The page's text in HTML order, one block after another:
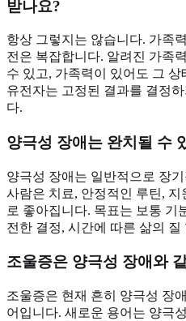
받나요?
항상 그렇지는 않습니다. 가족
전은 복잡합니다. 알려진 가족
수 있고, 가족력이 있어도 그
유전자는 고정된 결과를 결정
다.
양극성 장애는 완치될 수
양극성 장애는 일반적으로 장
사람은 치료, 안정적인 루틴, 지
로 좋아집니다. 목표는 보통 기
전한 결정, 시간에 따른 삶의 질
조울증은 양극성 장애와
조울증은 현재 흔히 양극성 장
어입니다. 새로운 용어는 양극